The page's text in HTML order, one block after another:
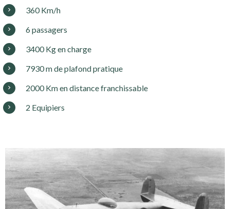
360 Km/h
6 passagers
3400 Kg en charge
7930 m de plafond pratique
2000 Km en distance franchissable
2 Equipiers